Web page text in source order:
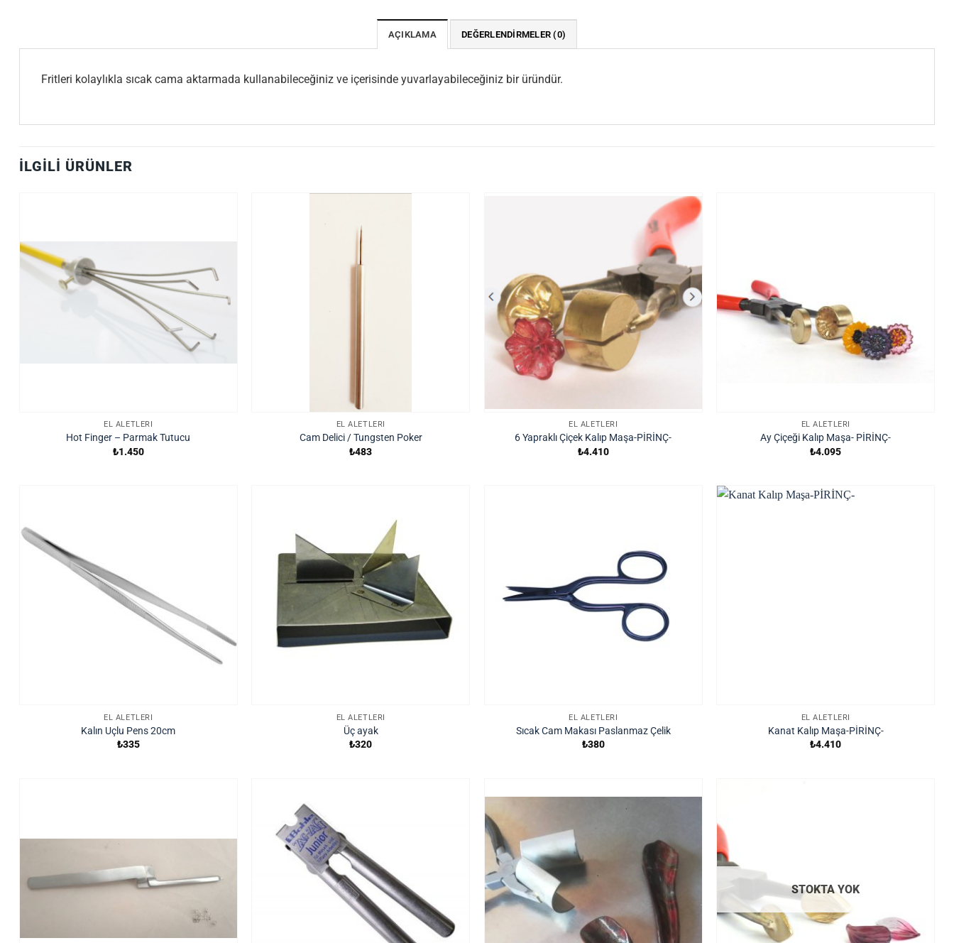
AÇIKLAMA DEĞERLENDIRMELER (0)
Fritleri kolaylıkla sıcak cama aktarmada kullanabileceğiniz ve içerisinde yuvarlayabileceğiniz bir üründür.
İLGILI ÜRÜNLER
EL ALETLERI
Hot Finger – Parmak Tutucu
₺1.450
EL ALETLERI
Cam Delici / Tungsten Poker
₺483
EL ALETLERI
6 Yapraklı Çiçek Kalıp Maşa-PİRİNÇ-
₺4.410
EL ALETLERI
Ay Çiçeği Kalıp Maşa- PİRİNÇ-
₺4.095
EL ALETLERI
Kalın Uçlu Pens 20cm
₺335
EL ALETLERI
Üç ayak
₺320
EL ALETLERI
Sıcak Cam Makası Paslanmaz Çelik
₺380
EL ALETLERI
Kanat Kalıp Maşa-PİRİNÇ-
₺4.410
STOKTA YOK